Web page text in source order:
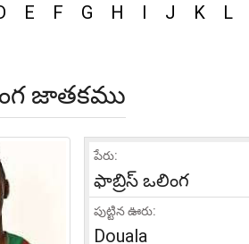
E F G H I J K L
జాతకము
పేరు:
ఫాబ్రిస్ ఒలింగ
పుట్టిన ఊరు:
Douala